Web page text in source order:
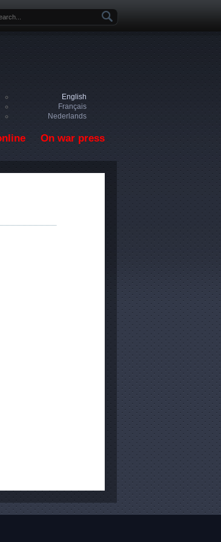
form
English
Français
Nederlands
On war press